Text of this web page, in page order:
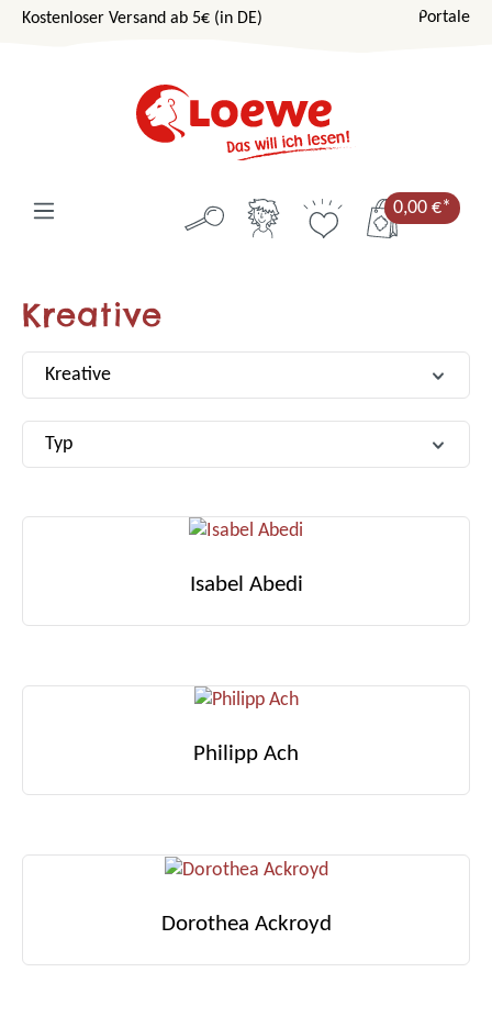
Zum Hauptinhalt springen
Kostenloser Versand ab 5€ (in DE) Portale
0,00 €*
Kreative
Kreative
Typ
Isabel Abedi
Philipp Ach
Dorothea Ackroyd